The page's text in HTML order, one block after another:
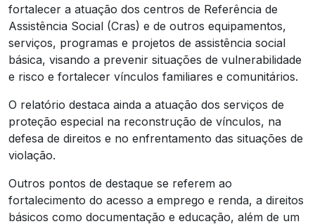
fortalecer a atuação dos centros de Referência de
Assistência Social (Cras) e de outros equipamentos,
serviços, programas e projetos de assistência social
básica, visando a prevenir situações de vulnerabilidade
e risco e fortalecer vínculos familiares e comunitários.
O relatório destaca ainda a atuação dos serviços de
proteção especial na reconstrução de vínculos, na
defesa de direitos e no enfrentamento das situações de
violação.
Outros pontos de destaque se referem ao
fortalecimento do acesso a emprego e renda, a direitos
básicos como documentação e educação, além de um